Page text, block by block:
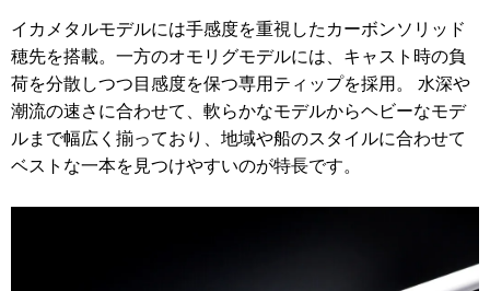
イカメタルモデルには手感度を重視したカーボンソリッド
穂先を搭載。一方のオモリグモデルには、キャスト時の負
荷を分散しつつ目感度を保つ専用ティップを採用。 水深や
潮流の速さに合わせて、軟らかなモデルからヘビーなモデ
ルまで幅広く揃っており、地域や船のスタイルに合わせて
ベストな一本を見つけやすいのが特長です。